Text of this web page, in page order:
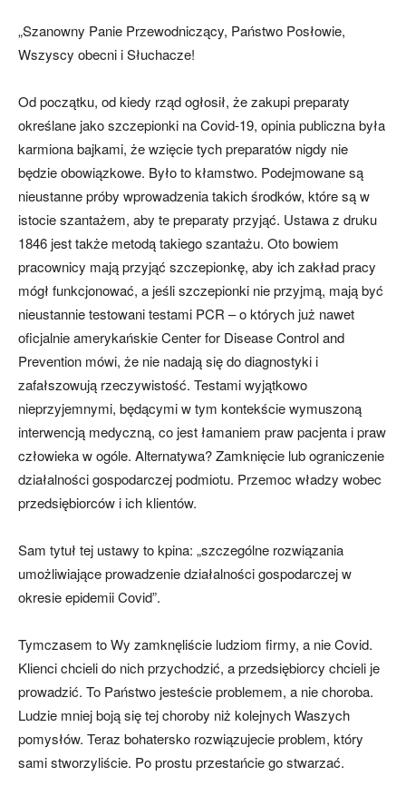
„Szanowny Panie Przewodniczący, Państwo Posłowie,
Wszyscy obecni i Słuchacze!
Od początku, od kiedy rząd ogłosił, że zakupi preparaty
określane jako szczepionki na Covid-19, opinia publiczna była
karmiona bajkami, że wzięcie tych preparatów nigdy nie
będzie obowiązkowe. Było to kłamstwo. Podejmowane są
nieustanne próby wprowadzenia takich środków, które są w
istocie szantażem, aby te preparaty przyjąć. Ustawa z druku
1846 jest także metodą takiego szantażu. Oto bowiem
pracownicy mają przyjąć szczepionkę, aby ich zakład pracy
mógł funkcjonować, a jeśli szczepionki nie przyjmą, mają być
nieustannie testowani testami PCR – o których już nawet
oficjalnie amerykańskie Center for Disease Control and
Prevention mówi, że nie nadają się do diagnostyki i
zafałszowują rzeczywistość. Testami wyjątkowo
nieprzyjemnymi, będącymi w tym kontekście wymuszoną
interwencją medyczną, co jest łamaniem praw pacjenta i praw
człowieka w ogóle. Alternatywa? Zamknięcie lub ograniczenie
działalności gospodarczej podmiotu. Przemoc władzy wobec
przedsiębiorców i ich klientów.
Sam tytuł tej ustawy to kpina: „szczególne rozwiązania
umożliwiające prowadzenie działalności gospodarczej w
okresie epidemii Covid”.
Tymczasem to Wy zamknęliście ludziom firmy, a nie Covid.
Klienci chcieli do nich przychodzić, a przedsiębiorcy chcieli je
prowadzić. To Państwo jesteście problemem, a nie choroba.
Ludzie mniej boją się tej choroby niż kolejnych Waszych
pomysłów. Teraz bohatersko rozwiązujecie problem, który
sami stworzyliście. Po prostu przestańcie go stwarzać.